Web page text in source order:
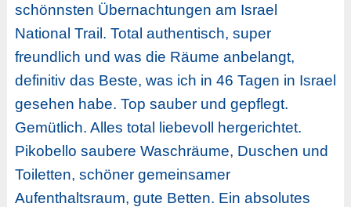
schönnsten Übernachtungen am Israel
National Trail. Total authentisch, super
freundlich und was die Räume anbelangt,
definitiv das Beste, was ich in 46 Tagen in Israel
gesehen habe. Top sauber und gepflegt.
Gemütlich. Alles total liebevoll hergerichtet.
Pikobello saubere Waschräume, Duschen und
Toiletten, schöner gemeinsamer
Aufenthaltsraum, gute Betten. Ein absolutes